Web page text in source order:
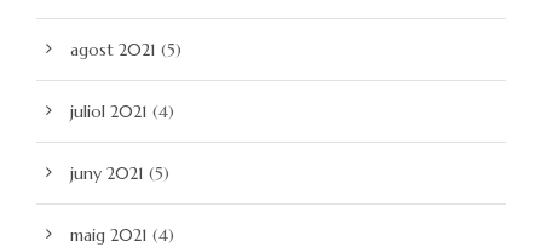
agost 2021 (5)
juliol 2021 (4)
juny 2021 (5)
maig 2021 (4)